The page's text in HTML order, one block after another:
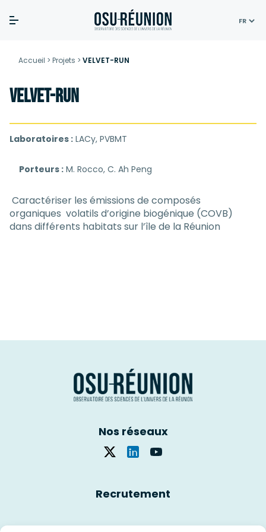
Accueil > Projets > VELVET-RUN
VELVET-RUN
Laboratoires : LACy, PVBMT
Porteurs : M. Rocco, C. Ah Peng
Caractériser les émissions de composés
organiques volatils d’origine biogénique (COVB)
dans différents habitats sur l’île de la Réunion
Nos réseaux
Recrutement